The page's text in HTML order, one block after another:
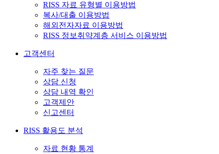
RISS 자료 유형별 이용방법
복사/대출 이용방법
해외전자자료 이용방법
RISS 정보취약계층 서비스 이용방법
고객센터
자주 찾는 질문
상담 신청
상담 내역 확인
고객제안
신고센터
RISS 활용도 분석
자료 현황 통계